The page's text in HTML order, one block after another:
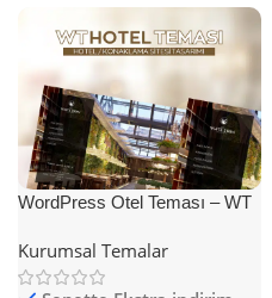
WordPress Otel Teması – WT
Kurumsal Temalar